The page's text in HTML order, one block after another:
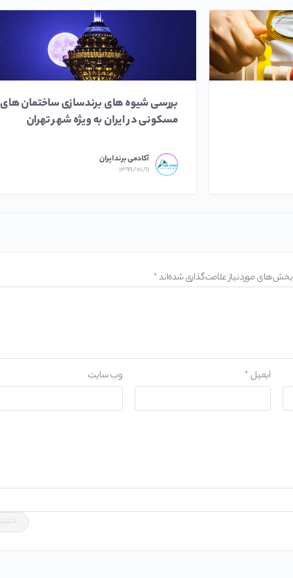
بررسی شیوه های برندسازی ساختمان های
مسکونی در ایران به ویژه شهر تهران
آکادمی برند ایران
۱۳۹۹/۰۱/۱۱
بخش‌های موردنیاز علامت‌گذاری شده‌اند*
ایمیل * وب‌ سایت